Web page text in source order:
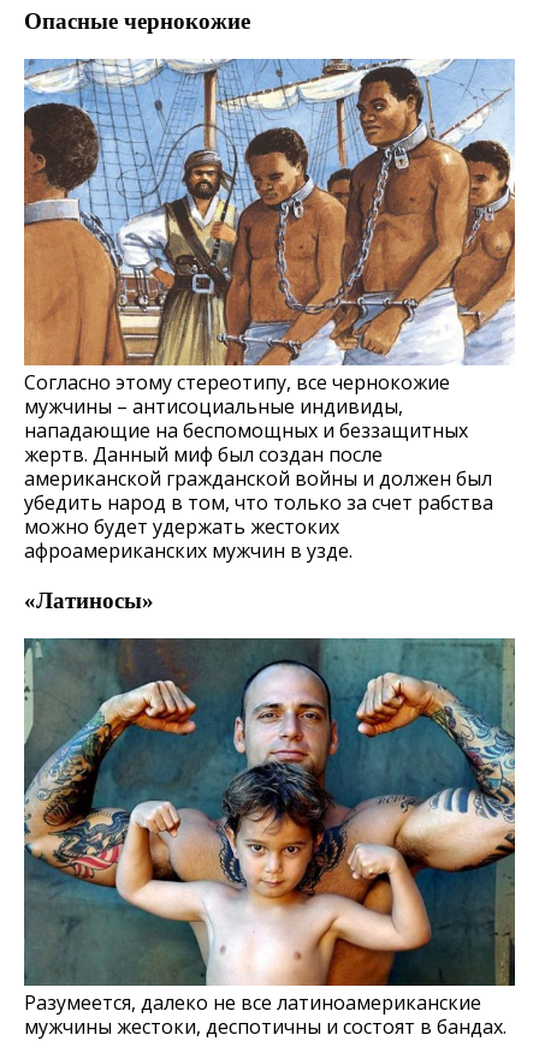
Опасные чернокожие
Согласно этому стереотипу, все чернокожие
мужчины – антисоциальные индивиды,
нападающие на беспомощных и беззащитных
жертв. Данный миф был создан после
американской гражданской войны и должен был
убедить народ в том, что только за счет рабства
можно будет удержать жестоких
афроамериканских мужчин в узде.
«Латиносы»
Разумеется, далеко не все латиноамериканские
мужчины жестоки, деспотичны и состоят в бандах.